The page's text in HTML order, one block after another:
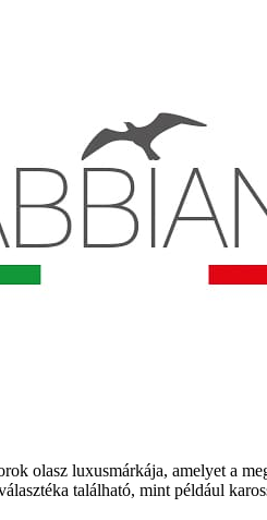
olasz luxusmárkája, amelyet a
található, mint például